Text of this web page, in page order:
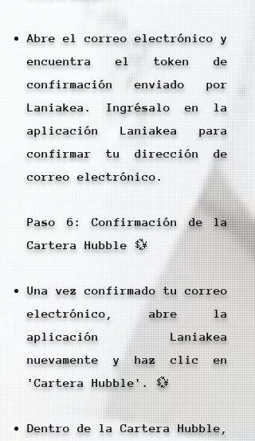
Abre el correo electrónico y
encuentra el token de
confirmación enviado por
Laniakea. Ingrésalo en la
aplicación Laniakea para
confirmar tu dirección de
correo electrónico.
Paso 6: Confirmación de la
Cartera Hubble 💱
Una vez confirmado tu correo
electrónico, abre la
aplicación Laniakea
nuevamente y haz clic en
'Cartera Hubble'. 💱
Dentro de la Cartera Hubble,